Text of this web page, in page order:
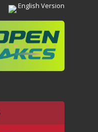
English Version